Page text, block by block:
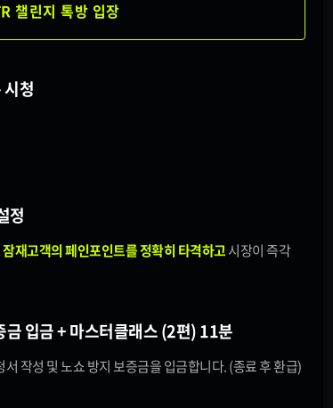
챌린지 톡방 입장
청
정
잠재고객의 페인포인트를 정확히 타격하고시장이 즉각
금 입금 + 마스터클래스 (2편) 11분
작성 및 노쇼 방지 보증금을 입금합니다. (종료 후 환급)